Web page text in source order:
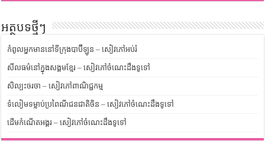
អត្ថបទថ្មីៗ
កំពូលអ្នកមាននៅទីក្រុងបាប៊ីឡូន – សៀវភៅអប់រំ
សីលធម៌នៅក្នុងសង្គមខ្មែរ – សៀវភៅចំណេះដឹងទូទៅ
សិល្បះចរចា – សៀវភៅពាណិជ្ជកម្ម
ទំលៀមទម្លាប់ប្រពៃណីជនជាតិចិន – សៀវភៅចំណេះដឹងទូទៅ
ដើមកំណើតអង្គរ – សៀវភៅចំណេះដឹងទូទៅ